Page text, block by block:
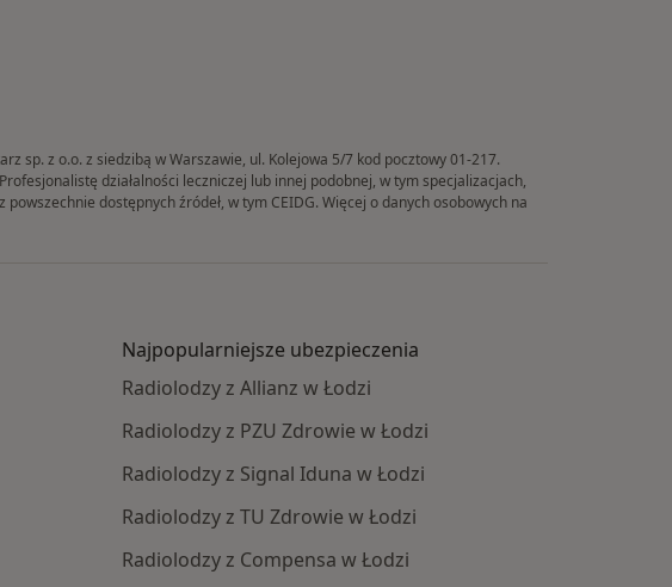
sp. z o.o. z siedzibą w Warszawie, ul. Kolejowa 5/7 kod pocztowy 01-217.
działalności leczniczej lub innej podobnej, w tym specjalizacjach,
dostępnych źródeł, w tym CEIDG. Więcej o danych osobowych na
Najpopularniejsze ubezpieczenia
Radiolodzy z Allianz w Łodzi
Radiolodzy z PZU Zdrowie w Łodzi
Radiolodzy z Signal Iduna w Łodzi
Radiolodzy z TU Zdrowie w Łodzi
Radiolodzy z Compensa w Łodzi